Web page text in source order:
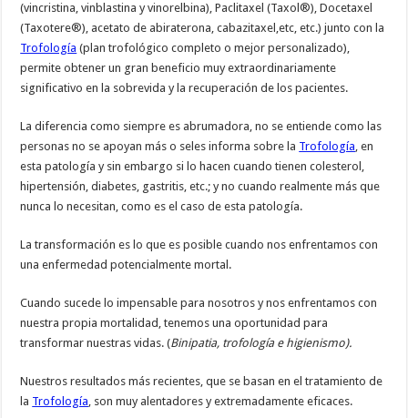
(vincristina, vinblastina y vinorelbina), Paclitaxel (Taxol®), Docetaxel
(Taxotere®), acetato de abiraterona, cabazitaxel,etc, etc.) junto con la
Trofología (plan trofológico completo o mejor personalizado),
permite obtener un gran beneficio muy extraordinariamente
significativo en la sobrevida y la recuperación de los pacientes.
La diferencia como siempre es abrumadora, no se entiende como las
personas no se apoyan más o seles informa sobre la Trofología, en
esta patología y sin embargo si lo hacen cuando tienen colesterol,
hipertensión, diabetes, gastritis, etc.; y no cuando realmente más que
nunca lo necesitan, como es el caso de esta patología.
La transformación es lo que es posible cuando nos enfrentamos con
una enfermedad potencialmente mortal.
Cuando sucede lo impensable para nosotros y nos enfrentamos con
nuestra propia mortalidad, tenemos una oportunidad para
transformar nuestras vidas. (Binipatia, trofología e higienismo).
Nuestros resultados más recientes, que se basan en el tratamiento de
la Trofología, son muy alentadores y extremadamente eficaces.